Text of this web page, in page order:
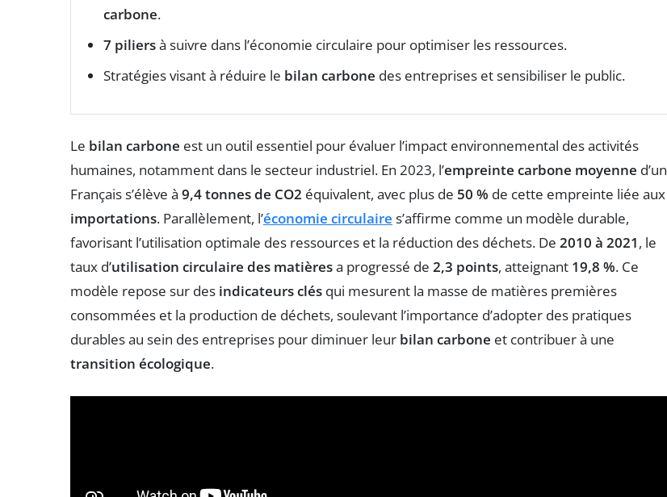
carbone.
7 piliersà suivre dans l’économie circulaire pour optimiser les ressources.
Stratégies visant à réduire le bilan carbone des entreprises et sensibiliser le public.
Le bilan carbone est un outil essentiel pour évaluer l’impact environnemental des activités
humaines, notamment dans le secteur industriel. En 2023, l’empreinte carbone moyenne d’un
Français s’élève à 9,4 tonnes de CO2 équivalent, avec plus de 50 % de cette empreinte liée aux
importations. Parallèlement, l’économie circulaire s’affirme comme un modèle durable,
favorisant l’utilisation optimale des ressources et la réduction des déchets. De 2010 à 2021, le
taux d’utilisation circulaire des matièresa progressé de 2,3 points, atteignant 19,8 %. Ce
modèle repose sur des indicateurs clés qui mesurent la masse de matières premières
consommées et la production de déchets, soulevant l’importance d’adopter des pratiques
durables au sein des entreprises pour diminuer leur bilan carbone et contribuer à une
transition écologique.